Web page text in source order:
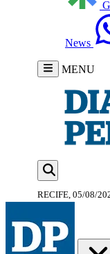
News
MENU
RECIFE, 05/08/